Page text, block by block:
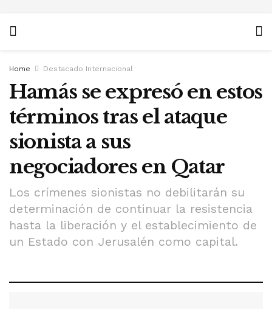
Home Destacado Internacional
Hamás se expresó en estos
términos tras el ataque
sionista a sus
negociadores en Qatar
Los crímenes sionistas no debilitarán su
determinación de continuar la resistencia
hasta la liberación y el establecimiento de
un Estado con Jerusalén como capital.